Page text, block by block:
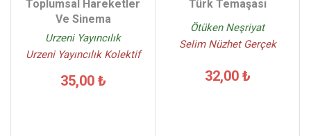
Toplumsal Hareketler
Ve Sinema
Urzeni Yayıncılık
Urzeni Yayıncılık Kolektif
35,00 ₺
Türk Temaşası
Ötüken Neşriyat
Selim Nüzhet Gerçek
32,00 ₺